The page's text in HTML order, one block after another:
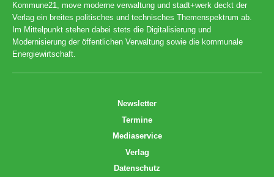
Kommune21, move moderne verwaltung und stadt+werk deckt der
Verlag ein breites politisches und technisches Themenspektrum ab.
Im Mittelpunkt stehen dabei stets die Digitalisierung und
Modernisierung der öffentlichen Verwaltung sowie die kommunale
Energiewirtschaft.
Newsletter
Termine
Mediaservice
Verlag
Datenschutz